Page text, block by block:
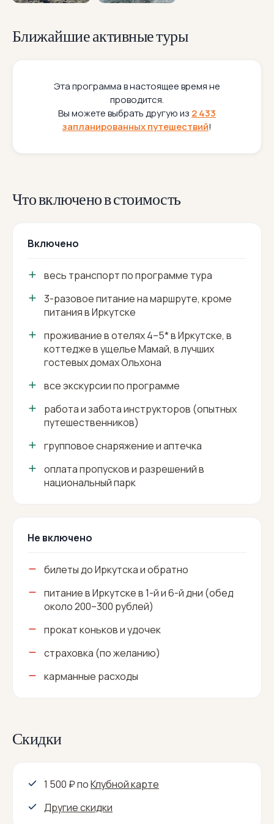
Ближайшие активные туры
Эта программа в настоящее время не
проводится.
Вы можете выбрать другую из 2 433
запланированных путешествий!
Что включено в стоимость
Включено
весь транспорт по программе тура
3-разовое питание на маршруте, кроме
питания в Иркутске
проживание в отелях 4–5* в Иркутске, в
коттедже в ущелье Мамай, в лучших
гостевых домах Ольхона
все экскурсии по программе
работа и забота инструкторов (опытных
путешественников)
групповое снаряжение и аптечка
оплата пропусков и разрешений в
национальный парк
Не включено
билеты до Иркутска и обратно
питание в Иркутске в 1-й и 6-й дни (обед
около 200–300 рублей)
прокат коньков и удочек
страховка (по желанию)
карманные расходы
Скидки
1 500 ₽поКлубной карте
Другие скидки